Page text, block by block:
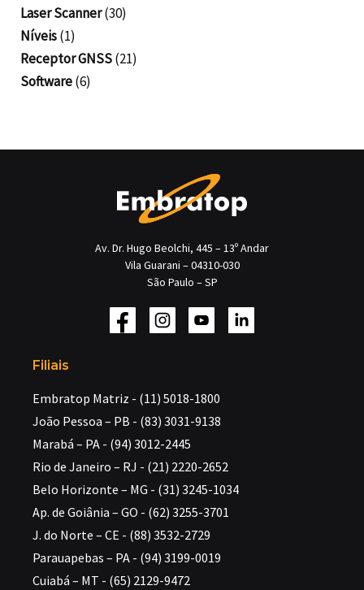
Laser Scanner(30)
Níveis(1)
Receptor GNSS(21)
Software(6)
Av. Dr. Hugo Beolchi, 445 – 13º Andar
Vila Guarani – 04310-030
São Paulo – SP
Filiais
Embratop Matriz - (11) 5018-1800
João Pessoa – PB - (83) 3031-9138
Marabá – PA - (94) 3012-2445
Rio de Janeiro – RJ - (21) 2220-2652
Belo Horizonte – MG - (31) 3245-1034
Ap. de Goiânia – GO - (62) 3255-3701
J. do Norte – CE - (88) 3532-2729
Parauapebas – PA - (94) 3199-0019
Cuiabá – MT - (65) 2129-9472